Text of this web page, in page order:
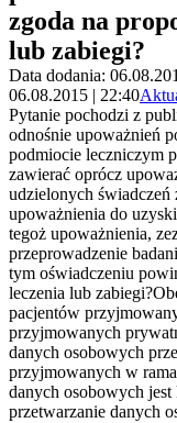
zgoda na
lub zabiegi?
Data dodania:
06.08.2015 | 22:40
Pytanie pochodzi z
odnośnie upoważnień
podmiocie leczniczym
zawierać oprócz
udzielonych
upoważnienia do
tegoż upoważnienia,
przeprowadzenie
tym oświadczeniu
leczenia lub
pacjentów
przyjmowanych
danych osobowych
przyjmowanych w
danych osobowych jest
przetwarzanie danych